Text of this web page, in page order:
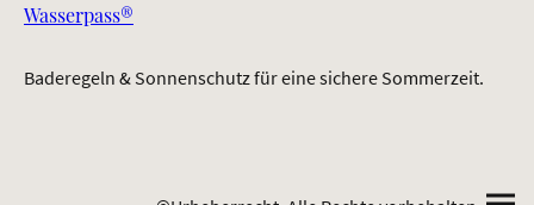
Wasserpass®
Baderegeln & Sonnenschutz für eine sichere Sommerzeit.